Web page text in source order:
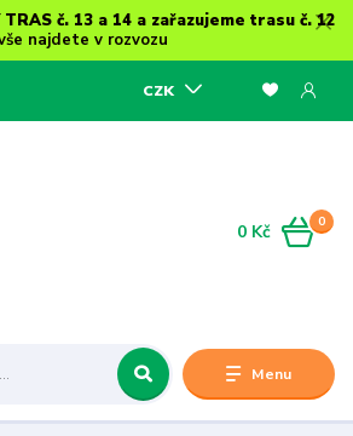
TRAS č. 13 a 14 a zařazujeme trasu č. 12
najdete v rozvozu
Menu
CZK
0
0 Kč